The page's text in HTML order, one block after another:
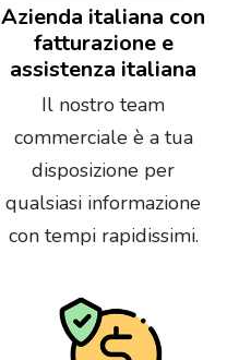
Azienda italiana con
fatturazione e
assistenza italiana
Il nostro team
commerciale è a tua
disposizione per
qualsiasi informazione
con tempi rapidissimi.